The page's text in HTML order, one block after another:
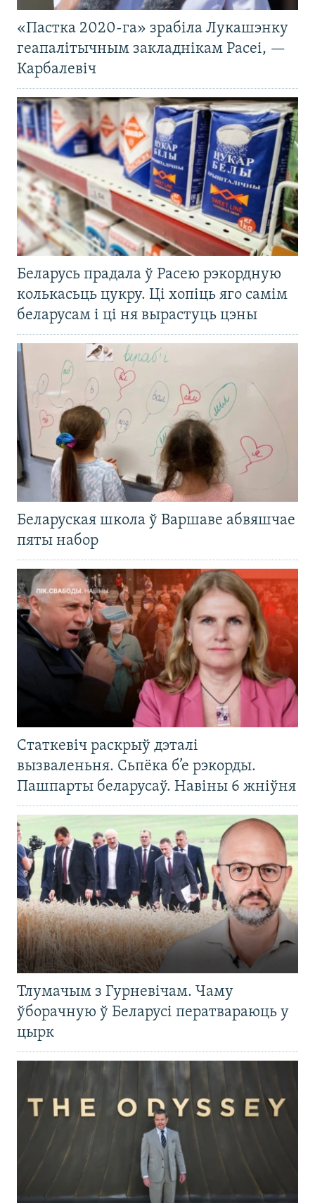
«Пастка 2020-га» зрабіла Лукашэнку
геапалітычным закладнікам Расеі, —
Карбалевіч
Беларусь прадала ў Расею рэкордную
колькасьць цукру. Ці хопіць яго самім
беларусам і ці ня вырастуць цэны
Беларуская школа ў Варшаве абвяшчае
пяты набор
Статкевіч раскрыў дэталі
вызваленьня. Сьпёка б’е рэкорды.
Пашпарты беларусаў. Навіны 6 жніўня
Тлумачым з Гурневічам. Чаму
ўборачную ў Беларусі ператвараюць у
цырк